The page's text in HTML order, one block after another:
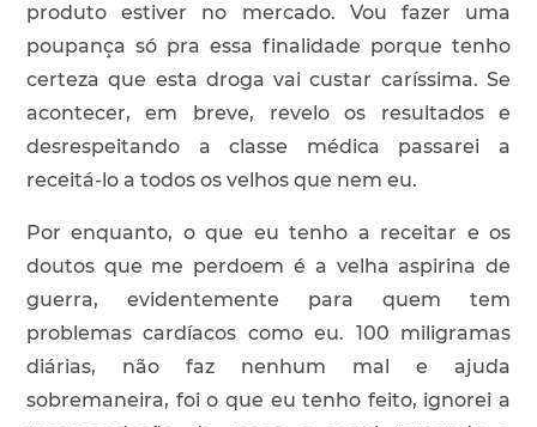
produto estiver no mercado. Vou fazer uma
poupança só pra essa finalidade porque tenho
certeza que esta droga vai custar caríssima. Se
acontecer, em breve, revelo os resultados e
desrespeitando a classe médica passarei a
receitá-lo a todos os velhos que nem eu.
Por enquanto, o que eu tenho a receitar e os
doutos que me perdoem é a velha aspirina de
guerra, evidentemente para quem tem
problemas cardíacos como eu. 100 miligramas
diárias, não faz nenhum mal e ajuda
sobremaneira, foi o que eu tenho feito, ignorei a